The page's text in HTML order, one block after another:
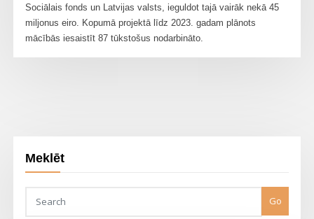
Sociālais fonds un Latvijas valsts, ieguldot tajā vairāk nekā 45
miljonus eiro. Kopumā projektā līdz 2023. gadam plānots
mācībās iesaistīt 87 tūkstošus nodarbināto.
Meklēt
Go